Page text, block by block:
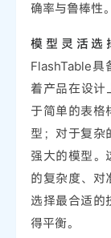
确率与鲁棒性。
模型灵活选
FlashTable具
着产品在设计
于简单的表格
型；对于复杂
强大的模型。
的复杂度、对
选择最合适的
得平衡。